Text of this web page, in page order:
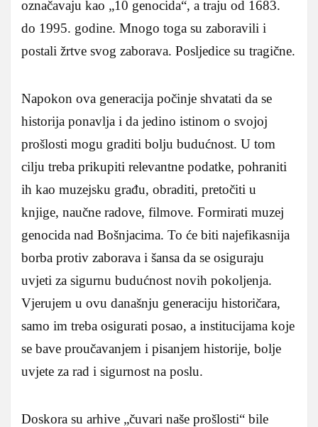
označavaju kao „10 genocida“, a traju od 1683.
do 1995. godine. Mnogo toga su zaboravili i
postali žrtve svog zaborava. Posljedice su tragične.
Napokon ova generacija počinje shvatati da se
historija ponavlja i da jedino istinom o svojoj
prošlosti mogu graditi bolju budućnost. U tom
cilju treba prikupiti relevantne podatke, pohraniti
ih kao muzejsku građu, obraditi, pretočiti u
knjige, naučne radove, filmove. Formirati muzej
genocida nad Bošnjacima. To će biti najefikasnija
borba protiv zaborava i šansa da se osiguraju
uvjeti za sigurnu budućnost novih pokoljenja.
Vjerujem u ovu današnju generaciju historičara,
samo im treba osigurati posao, a institucijama koje
se bave proučavanjem i pisanjem historije, bolje
uvjete za rad i sigurnost na poslu.
Doskora su arhive „čuvari naše prošlosti“ bile